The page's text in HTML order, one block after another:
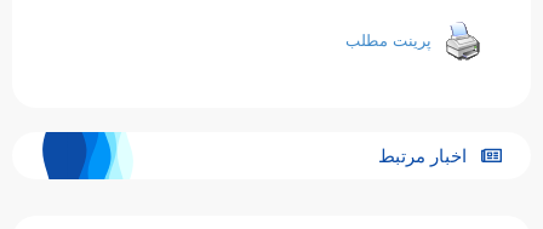
پرینت مطلب
اخبار مرتبط